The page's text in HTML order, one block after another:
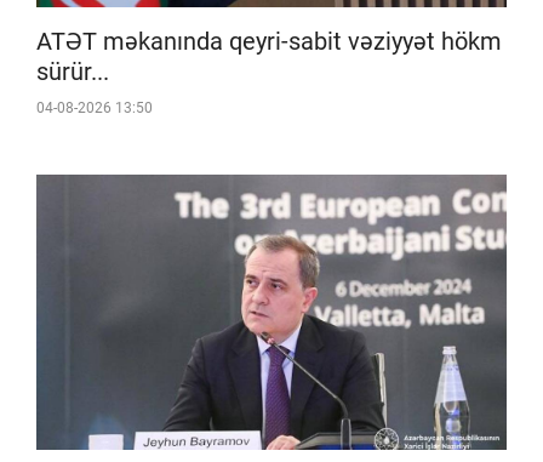
ATƏT məkanında qeyri-sabit vəziyyət hökm
sürür...
04-08-2026 13:50